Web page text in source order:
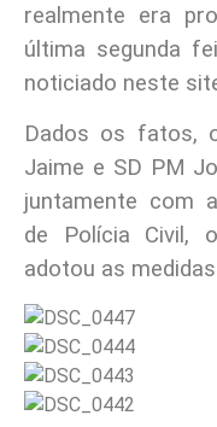
realmente era
última segunda
noticiado neste
Dados os fatos,
Jaime e SD PM
juntamente com
de Polícia Civil,
adotou as